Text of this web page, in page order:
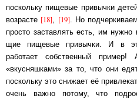
поскольку пищевые при­выч­ки
возрасте [18] [19]. Но
просто заставлять есть, им
щие пи­ще­вые привычки. И в
работает собст­вен­ный
«вкусняшками» за то, что они
поскольку это снижает её
очень важ­но по­то­му, что